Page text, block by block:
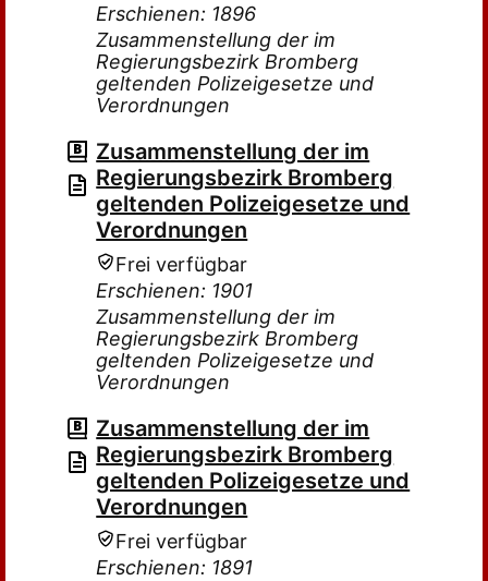
Erschienen: 1896
Zusammenstellung der im
Regierungsbezirk Bromberg
geltenden Polizeigesetze und
Verordnungen
Zusammenstellung der im
Regierungsbezirk Bromberg
geltenden Polizeigesetze und
Verordnungen
Frei verfügbar
Erschienen: 1901
Zusammenstellung der im
Regierungsbezirk Bromberg
geltenden Polizeigesetze und
Verordnungen
Zusammenstellung der im
Regierungsbezirk Bromberg
geltenden Polizeigesetze und
Verordnungen
Frei verfügbar
Erschienen: 1891